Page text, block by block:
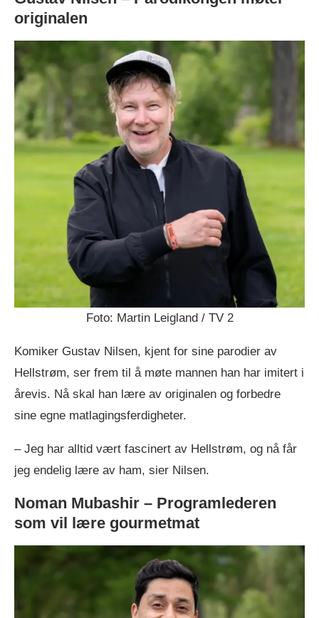
originalen
Foto: Martin Leigland / TV 2
Komiker Gustav Nilsen, kjent for sine parodier av
Hellstrøm, ser frem til å møte mannen han har imitert i
årevis. Nå skal han lære av originalen og forbedre
sine egne matlagingsferdigheter.
– Jeg har alltid vært fascinert av Hellstrøm, og nå får
jeg endelig lære av ham, sier Nilsen.
Noman Mubashir – Programlederen
som vil lære gourmetmat